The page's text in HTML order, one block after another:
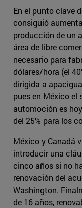
En el punto clave
consiguió
producción de un
área de libre
necesario para
dólares/hora (el
dirigida a
pues en México el
automoción es
del 25% para los
México y Canadá
introducir una
cinco años si no
renovación del
Washington.
de 16 años,